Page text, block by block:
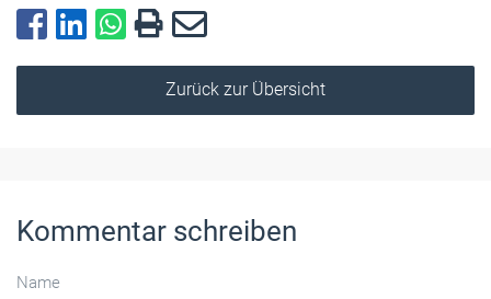
Zurück zur Übersicht
Kommentar schreiben
Name